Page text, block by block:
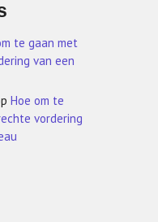
te gaan met
van een
Hoe om te
vordering